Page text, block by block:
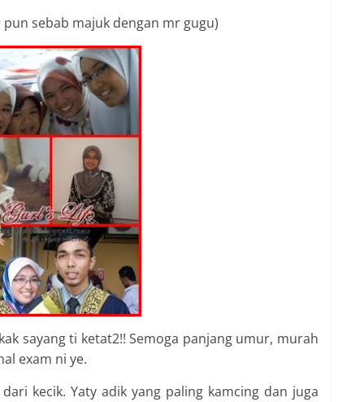
sebab majuk dengan mr gugu)
sayang ti ketat2!! Semoga panjang umur, murah
exam ni ye.
kecik. Yaty adik yang paling kamcing dan juga